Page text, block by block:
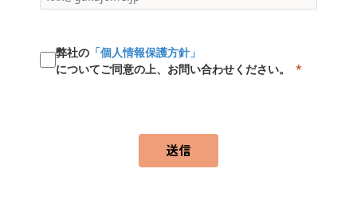
弊社の 「個人情報保護方針」
についてご同意の上、お問い合わせください。
送信